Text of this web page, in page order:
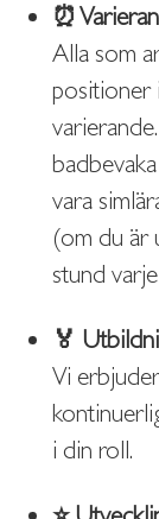
⏰
Alla som
positioner
vara
(om du är
stund
🏅
Vi
i din roll.